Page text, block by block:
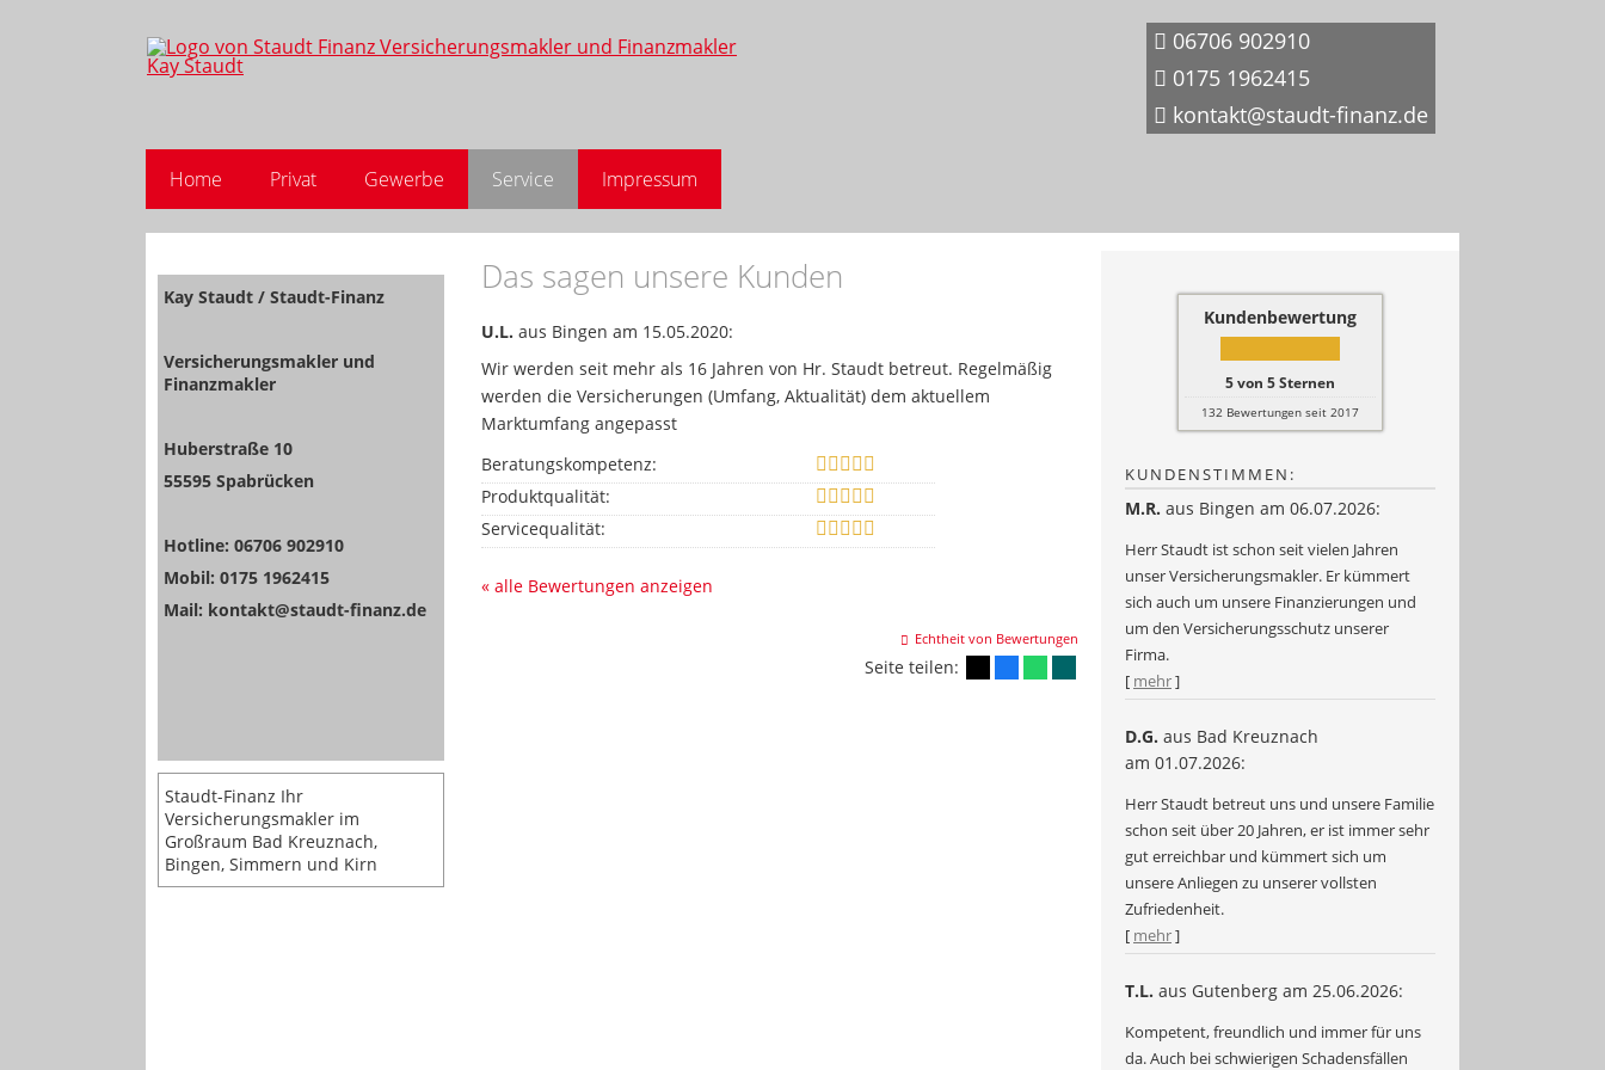
06706 902910
0175 1962415
kontakt@staudt-finanz.de
Home Privat Gewerbe Service Impressum
Kay Staudt / Staudt-Finanz
Versicherungsmakler und
Finanzmakler
Huberstraße 10
55595 Spabrücken
Hotline: 06706 902910
Mobil: 0175 1962415
Mail: kontakt@staudt-finanz.de
Staudt-Finanz Ihr
Versicherungsmakler im
Großraum Bad Kreuznach,
Bingen, Simmern und Kirn
Kundenbewertung
5von 5Sternen
132 Bewertungen seit 2017
KUNDENSTIMMEN:
M.R. aus Bingen am 06.07.2026:
Herr Staudt ist schon seit vielen Jahren
unser Versicherungsmakler. Er kümmert
sich auch um unsere Finanzierungen und
um den Versicherungsschutz unserer
Firma.
[ mehr]
D.G. aus Bad Kreuznach
am 01.07.2026:
Herr Staudt betreut uns und unsere Familie
schon seit über 20 Jahren, er ist immer sehr
gut erreichbar und kümmert sich um
unsere Anliegen zu unserer vollsten
Zufriedenheit.
[ mehr]
T.L. aus Gutenberg am 25.06.2026:
Kompetent, freundlich und immer für uns
da. Auch bei schwierigen Schadensfällen
Das sagen unsere Kunden
U.L. aus Bingen am 15.05.2020:
Wir werden seit mehr als 16 Jahren von Hr. Staudt betreut. Regelmäßig
werden die Versicherungen (Umfang, Aktualität) dem aktuellem
Marktumfang angepasst
Beratungskompetenz:
Produktqualität:
Servicequalität:
« alle Bewertungen anzeigen
Echtheit von Bewertungen
Seite teilen: